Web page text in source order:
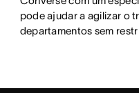
pode ajudar a agilizar o
departamentos sem